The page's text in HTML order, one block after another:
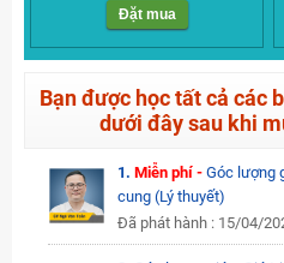
Đặt mua
Bạn được học tất cả các
dưới đây sau khi
1. Miễn phí - Góc lượng
cung (Lý thuyết)
Đã phát hành : 15/04/